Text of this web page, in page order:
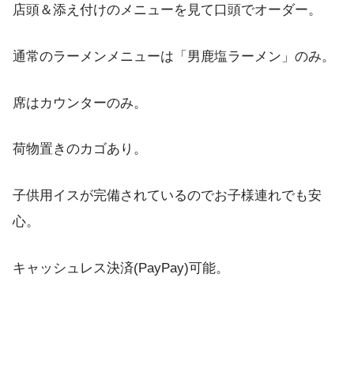
店頭＆添え付けのメニューを見て口頭でオーダー。
通常のラーメンメニューは「男鹿塩ラーメン」のみ。
席はカウンターのみ。
荷物置きのカゴあり。
子供用イスが完備されているのでお子様連れでも安
心。
キャッシュレス決済(PayPay)可能。